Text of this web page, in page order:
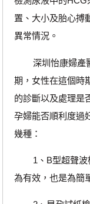
置、大小及胎心搏
異常情況。
深圳怡康婦產醫
期，女性在這個時
的診斷以及處理是
孕婦能否順利度過
幾種：
1、B型超聲波檢
為有效，也是為簡